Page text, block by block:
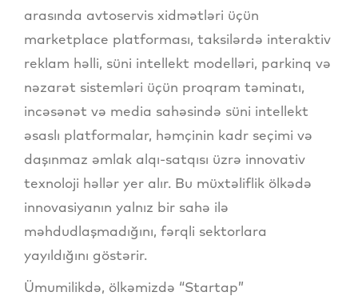
arasında avtoservis xidmətləri üçün
marketplace platforması, taksilərdə interaktiv
reklam həlli, süni intellekt modelləri, parkinq və
nəzarət sistemləri üçün proqram təminatı,
incəsənət və media sahəsində süni intellekt
əsaslı platformalar, həmçinin kadr seçimi və
daşınmaz əmlak alqı-satqısı üzrə innovativ
texnoloji həllər yer alır. Bu müxtəliflik ölkədə
innovasiyanın yalnız bir sahə ilə
məhdudlaşmadığını, fərqli sektorlara
yayıldığını göstərir.
Ümumilikdə, ölkəmizdə “Startap”